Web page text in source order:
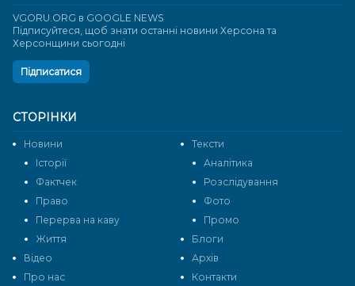
СТОРІНКИ
Новини
Тексти
Історії
Аналітика
Фактчек
Розслідування
Право
Фото
Перерва на каву
Промо
Життя
Блоги
Відео
Архів
Про нас
Контакти
VGORU.ORG в GOOGLE NEWS
Підписуйтеся, щоб знати останні новини Херсона та
Херсонщини сьогодні
Підписатися